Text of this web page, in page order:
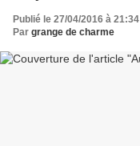
Publié le 27/04/2016 à 21:34
Par grange de charme